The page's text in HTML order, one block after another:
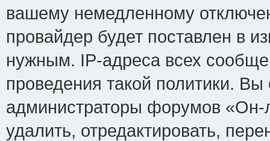
вашему немедленному
провайдер будет поставлен в
нужным. IP-адреса всех
проведения такой политики.
администраторы форумов
удалить, отредактировать,